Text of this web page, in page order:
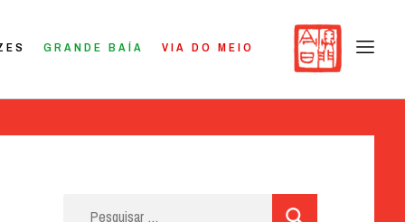
GRANDE BAÍA VIA DO MEIO